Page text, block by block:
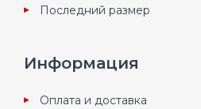
Последний размер
Информация
Оплата и доставка